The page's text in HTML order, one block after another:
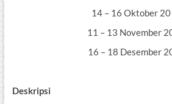
14 – 16 Oktober
11 – 13 November
16 – 18 Desember
Deskripsi